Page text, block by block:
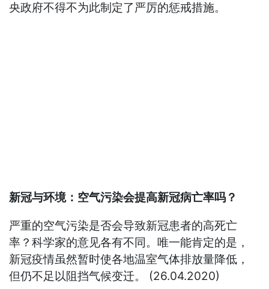
央政府不得不为此制定了严厉的惩戒措施。
新冠与环境：空气污染会提高新冠病亡率吗？
严重的空气污染是否会导致新冠患者的高死亡
率？科学家的意见各有不同。唯一能肯定的是，
新冠疫情虽然暂时使各地温室气体排放量降低，
但仍不足以阻挡气候变迁。 (26.04.2020)